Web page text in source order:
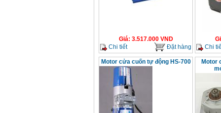
Giá: 3.517.000VND
Chi tiết
Đặt hàng
Chi
Motor cửa cuốn tự động HS-700
Motor